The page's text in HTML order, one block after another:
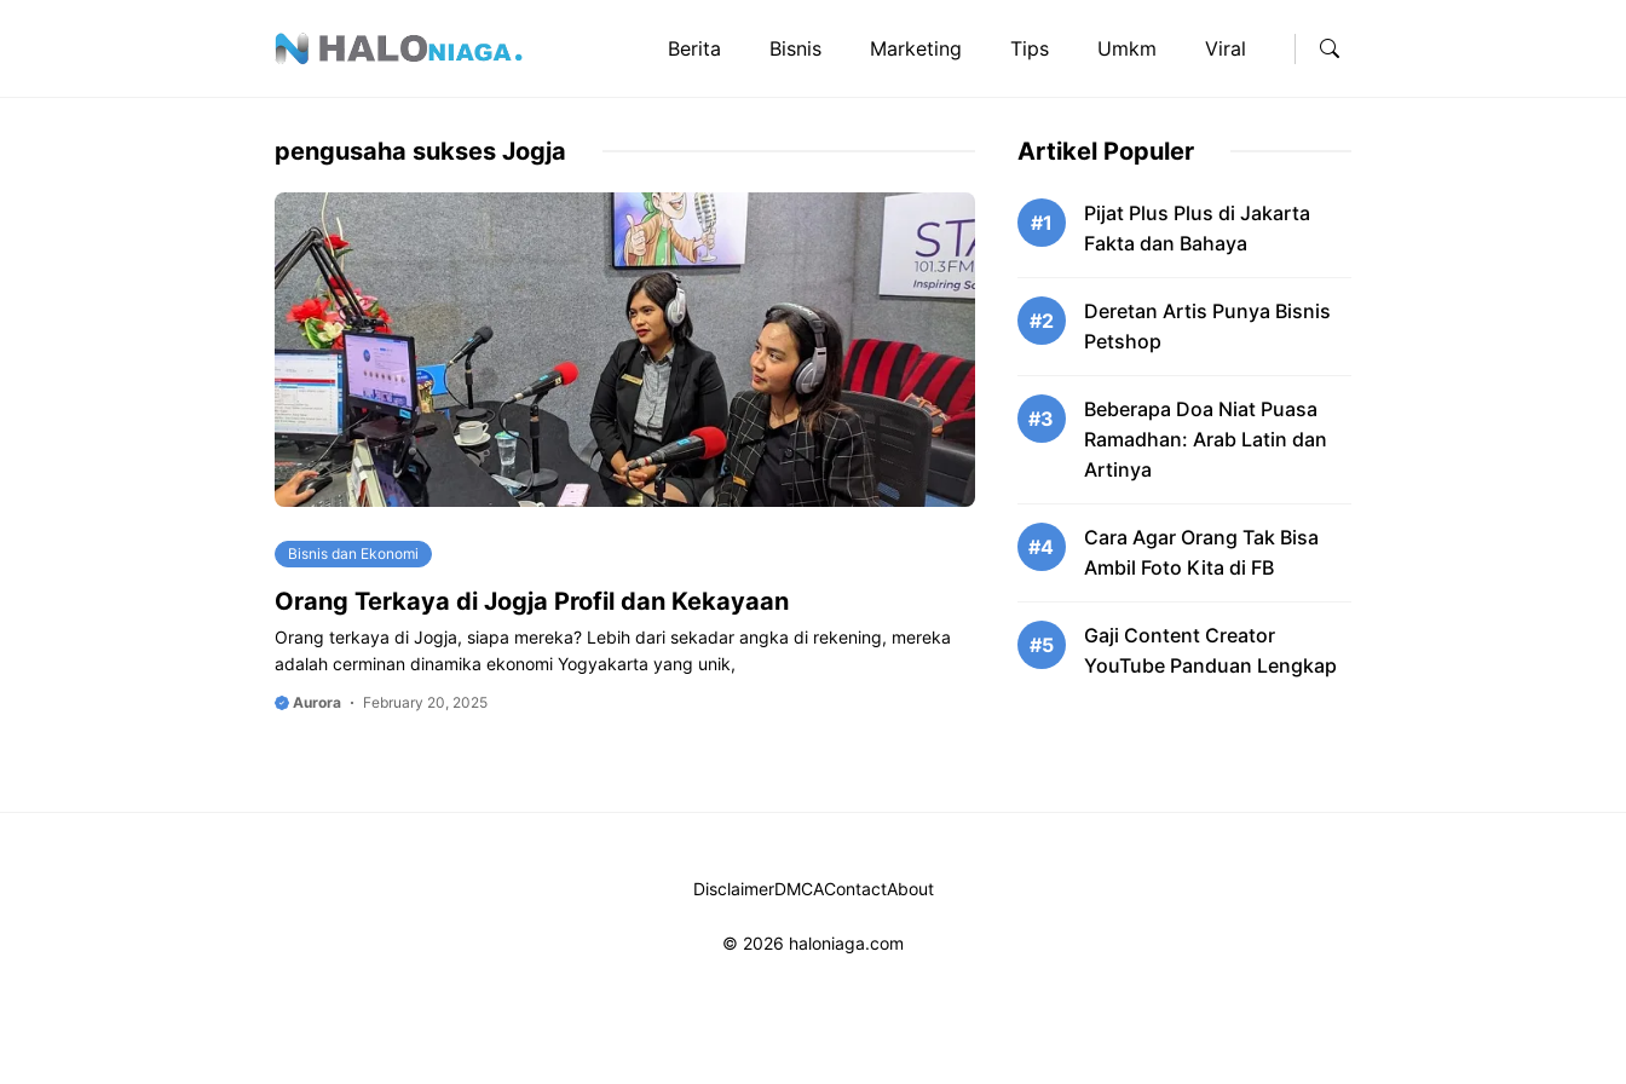
Berita Bisnis Marketing Tips Umkm Viral
pengusaha sukses Jogja
Bisnis dan Ekonomi
Orang Terkaya di Jogja Profil dan Kekayaan
Orang terkaya di Jogja, siapa mereka? Lebih dari sekadar angka di rekening, mereka
adalah cerminan dinamika ekonomi Yogyakarta yang unik,
Aurora February 20, 2025
Artikel Populer
#1
Pijat Plus Plus di Jakarta
Fakta dan Bahaya
#2
Deretan Artis Punya Bisnis
Petshop
#3
Beberapa Doa Niat Puasa
Ramadhan: Arab Latin dan
Artinya
#4
Cara Agar Orang Tak Bisa
Ambil Foto Kita di FB
#5
Gaji Content Creator
YouTube Panduan Lengkap
DisclaimerDMCAContactAbout
© 2026 haloniaga.com